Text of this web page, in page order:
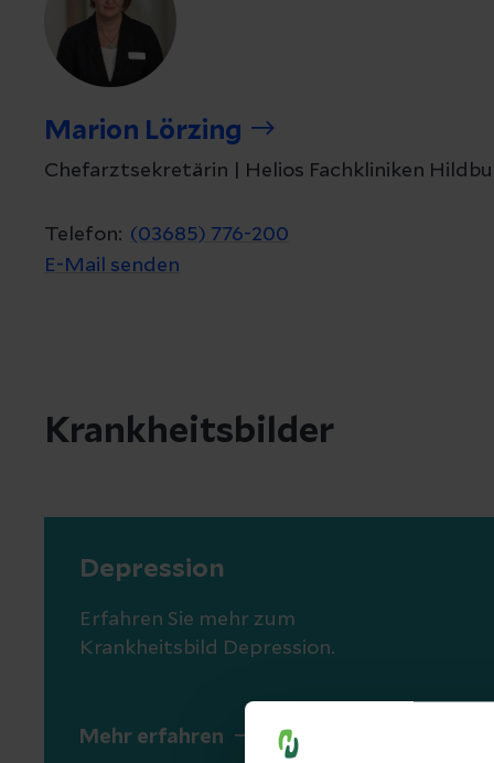
Marion Lörzing
Chefarztsekretärin | Helios Fachkliniken
Telefon: (03685) 776-200
E-Mail senden
Krankheitsbilder
Depression
Erfahren Sie mehr zum
Krankheitsbild Depression.
Mehr erfahren